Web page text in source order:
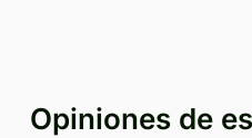
Opiniones de